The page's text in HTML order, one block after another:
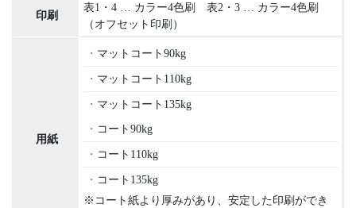
印刷
表1・4 … カラー4色刷 表2・3 … カラー4色刷
（オフセット印刷）
用紙
マットコート90kg
マットコート110kg
マットコート135kg
コート90kg
コート110kg
コート135kg
※コート紙より厚みがあり、安定した印刷ができ